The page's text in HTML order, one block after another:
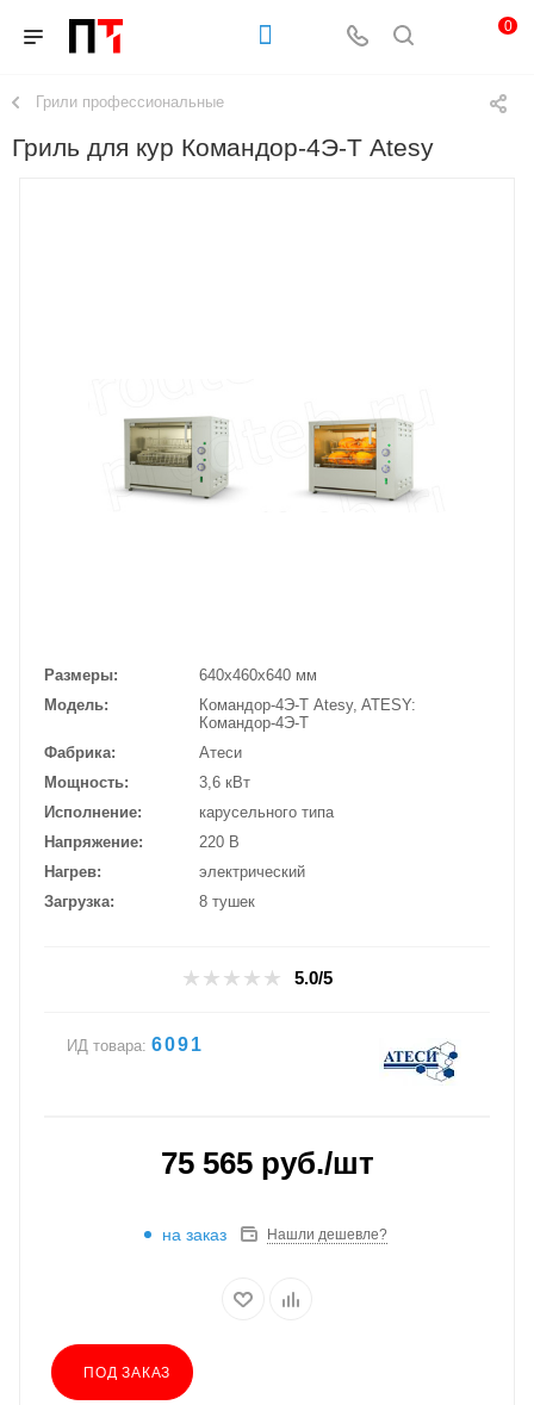
0
Грили профессиональные
Гриль для кур Командор-4Э-Т Atesy
Размеры
640х460х640 мм
Модель
Командор-4Э-Т Atesy, ATESY:
Командор-4Э-Т
Фабрика
Атеси
Мощность
3,6 кВт
Исполнение
карусельного типа
Напряжение
220 В
Нагрев
электрический
Загрузка
8 тушек
5.0/5
ИД товара: 6091
75 565руб./шт
на заказ Нашли дешевле?
ПОД ЗАКАЗ